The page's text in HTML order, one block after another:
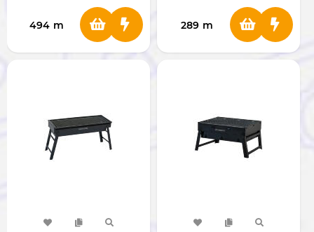
[GNFLBSKTBLGN]
494 m
[GNSPBBQ2STBK]
289 m